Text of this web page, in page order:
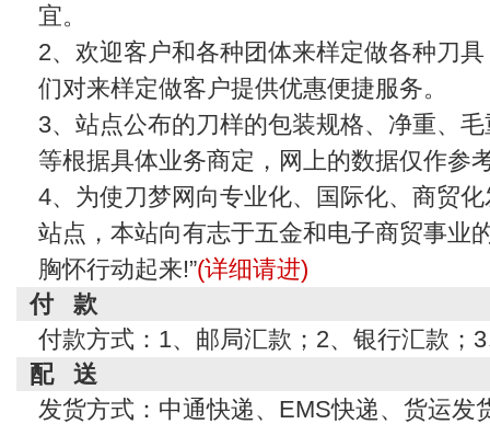
宜。
2、欢迎客户和各种团体来样定做各种刀
们对来样定做客户提供优惠便捷服务。
3、站点公布的刀样的包装规格、净重、
等根据具体业务商定，网上的数据仅作参
4、为使刀梦网向专业化、国际化、商贸
站点，本站向有志于五金和电子商贸事业
胸怀行动起来!”(详细请进)
付 款
付款方式：1、邮局汇款；2、银行汇款；
配 送
发货方式：中通快递、EMS快递、货运发